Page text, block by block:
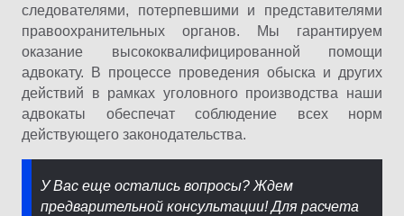
следователями, потерпевшими и представителями
правоохранительных органов. Мы гарантируем
оказание высококвалифицированной помощи
адвокату. В процессе проведения обыска и других
действий в рамках уголовного производства наши
адвокаты обеспечат соблюдение всех норм
действующего законодательства.
У Вас еще остались вопросы? Ждем
предварительной консультации! Для расчета